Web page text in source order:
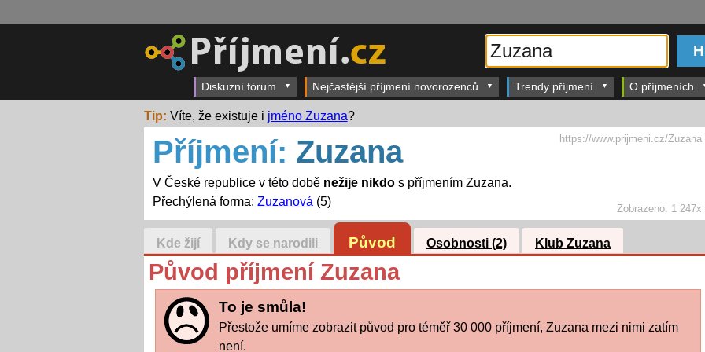
Diskuzní fórum Nejčastější příjmení novorozenců Trendy příjmení O příjmeních
Tip: Víte, že existuje i jméno Zuzana?
Zobrazeno: 1 247x
Příjmení: Zuzana
V České republice v této době nežije nikdos příjmením Zuzana.
Přechýlená forma: Zuzanová (5)
https://www.prijmeni.cz/Zuzana
Kde žijí Kdy se narodili Původ Osobnosti (2) Klub Zuzana
Původ příjmení Zuzana
To je smůla!
Přestože umíme zobrazit původ pro téměř 30 000 příjmení, Zuzana mezi nimi zatím
není.